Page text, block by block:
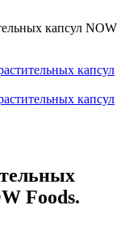
Foods.